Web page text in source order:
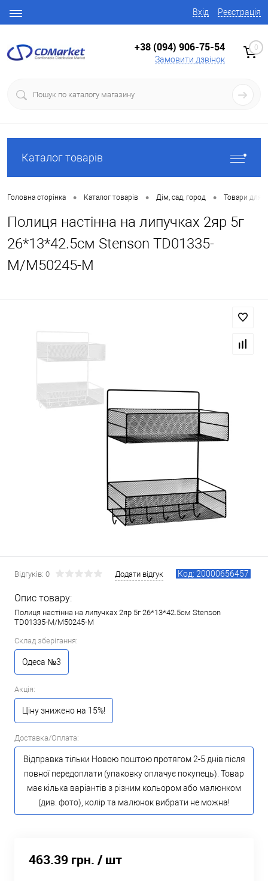
Вхід Реєстрація
+38 (094) 906-75-54
Замовити дзвінок
0
Каталог товарів
Головна сторінка • Каталог товарів • Дім, сад, город • Товари для
Полиця настінна на липучках 2яр 5г
26*13*42.5см Stenson TD01335-
M/M50245-M
Відгуків: 0 Додати відгук Код: 20000656457
Опис товару:
Полиця настінна на липучках 2яр 5г 26*13*42.5см Stenson
TD01335-M/M50245-M
Склад зберігання:
Одеса №3
Акція:
Ціну знижено на 15%!
Доставка/Оплата:
Відправка тільки Новою поштою протягом 2-5 днів після
повної передоплати (упаковку оплачує покупець). Товар
має кілька варіантів з різним кольором або малюнком
(див. фото), колір та малюнок вибрати не можна!
463.39 грн. / шт